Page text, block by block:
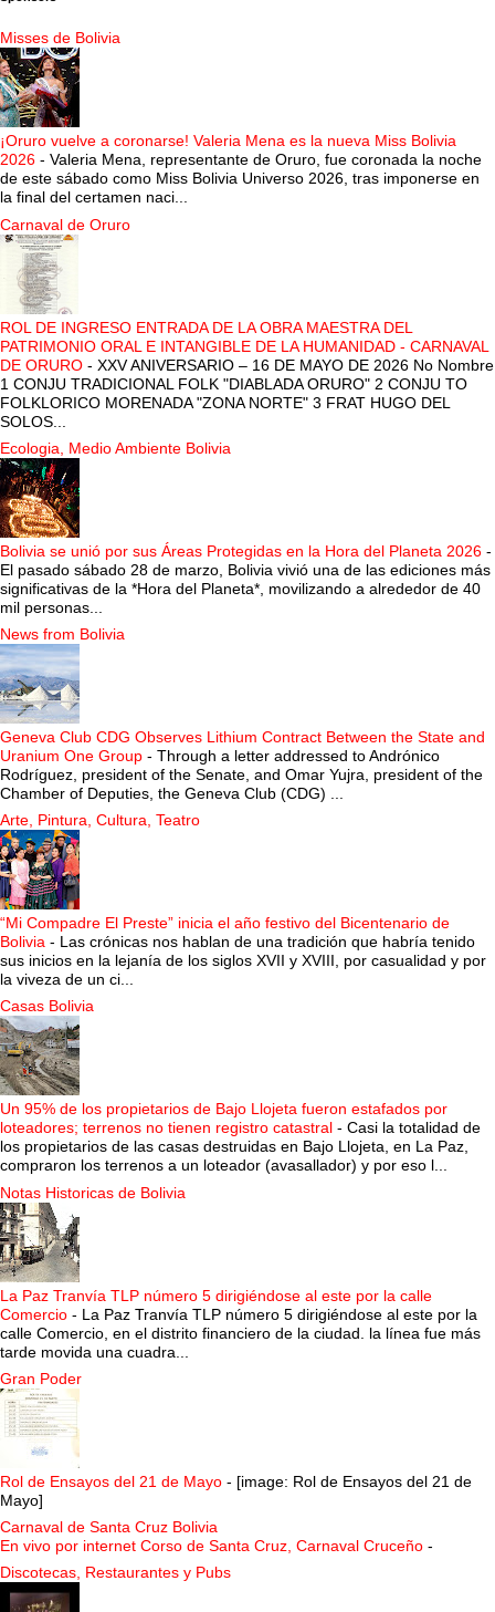
Misses de Bolivia
¡Oruro vuelve a coronarse! Valeria Mena es la nueva Miss Bolivia
2026 - Valeria Mena, representante de Oruro, fue coronada la noche
de este sábado como Miss Bolivia Universo 2026, tras imponerse en
la final del certamen naci...
Carnaval de Oruro
ROL DE INGRESO ENTRADA DE LA OBRA MAESTRA DEL
PATRIMONIO ORAL E INTANGIBLE DE LA HUMANIDAD - CARNAVAL
DE ORURO - XXV ANIVERSARIO – 16 DE MAYO DE 2026 No Nombre
1 CONJU TRADICIONAL FOLK "DIABLADA ORURO" 2 CONJU TO
FOLKLORICO MORENADA "ZONA NORTE" 3 FRAT HUGO DEL
SOLOS...
Ecologia, Medio Ambiente Bolivia
Bolivia se unió por sus Áreas Protegidas en la Hora del Planeta 2026 -
El pasado sábado 28 de marzo, Bolivia vivió una de las ediciones más
significativas de la *Hora del Planeta*, movilizando a alrededor de 40
mil personas...
News from Bolivia
Geneva Club CDG Observes Lithium Contract Between the State and
Uranium One Group - Through a letter addressed to Andrónico
Rodríguez, president of the Senate, and Omar Yujra, president of the
Chamber of Deputies, the Geneva Club (CDG) ...
Arte, Pintura, Cultura, Teatro
“Mi Compadre El Preste” inicia el año festivo del Bicentenario de
Bolivia - Las crónicas nos hablan de una tradición que habría tenido
sus inicios en la lejanía de los siglos XVII y XVIII, por casualidad y por
la viveza de un ci...
Casas Bolivia
Un 95% de los propietarios de Bajo Llojeta fueron estafados por
loteadores; terrenos no tienen registro catastral - Casi la totalidad de
los propietarios de las casas destruidas en Bajo Llojeta, en La Paz,
compraron los terrenos a un loteador (avasallador) y por eso l...
Notas Historicas de Bolivia
La Paz Tranvía TLP número 5 dirigiéndose al este por la calle
Comercio - La Paz Tranvía TLP número 5 dirigiéndose al este por la
calle Comercio, en el distrito financiero de la ciudad. la línea fue más
tarde movida una cuadra...
Gran Poder
Rol de Ensayos del 21 de Mayo - [image: Rol de Ensayos del 21 de
Mayo]
Carnaval de Santa Cruz Bolivia
En vivo por internet Corso de Santa Cruz, Carnaval Cruceño -
Discotecas, Restaurantes y Pubs